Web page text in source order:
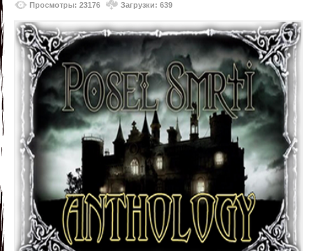
Просмотры: 23176
Загрузки: 639